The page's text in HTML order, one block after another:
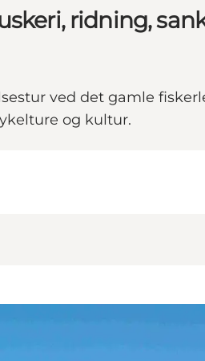
ridning,
ved det gamle
og kultur.